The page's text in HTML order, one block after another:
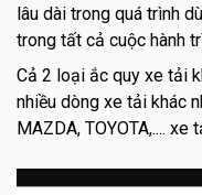
lâu dài trong quá trình
trong tất cả cuộc hành
Cả 2 loại ắc quy xe tải
nhiều dòng xe tải khác
MAZDA, TOYOTA,....